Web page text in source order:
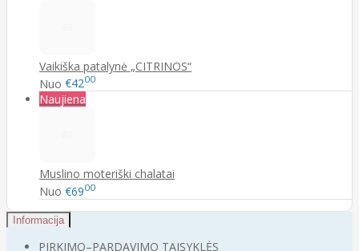
Vaikiška patalynė „CITRINOS“
Nuo €4200
Naujiena
Muslino moteriški chalatai
Nuo €6900
Informacija
PIRKIMO–PARDAVIMO TAISYKLĖS